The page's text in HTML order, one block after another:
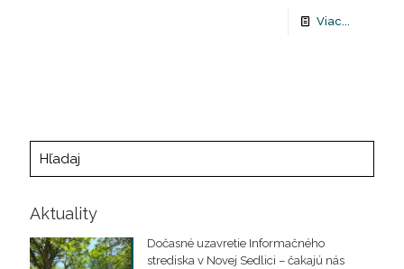
Viac...
Aktuality
Dočasné uzavretie Informačného
strediska v Novej Sedlici – čakajú nás